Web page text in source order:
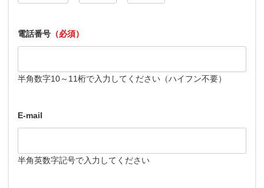
電話番号 （必須）
半角数字10～11桁で入力してください（ハイフン不要）
E-mail
半角英数字記号で入力してください